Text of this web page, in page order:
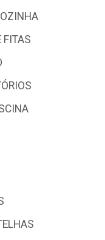
FITAS